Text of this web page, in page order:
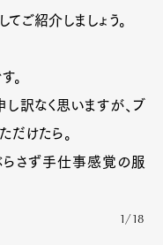
ご紹介しましょう。
。
訳なく思いますが、ブ
だけたら。
さず手仕事感覚の服
1/18